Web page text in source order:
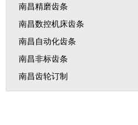
南昌精磨齿条
南昌数控机床齿条
南昌自动化齿条
南昌非标齿条
南昌齿轮订制